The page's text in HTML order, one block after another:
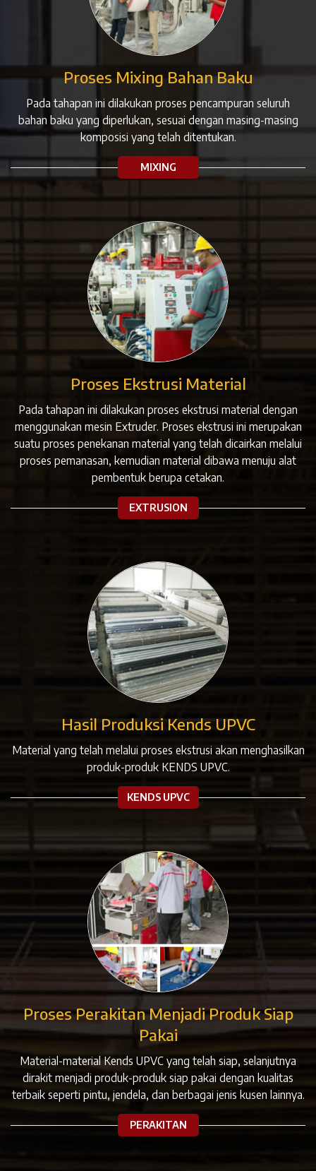
MIXING
Proses Mixing Bahan Baku
Pada tahapan ini dilakukan proses pencampuran seluruh
bahan baku yang diperlukan, sesuai dengan masing-masing
komposisi yang telah ditentukan.
EXTRUSION
Proses Ekstrusi Material
Pada tahapan ini dilakukan proses ekstrusi material dengan
menggunakan mesin Extruder. Proses ekstrusi ini merupakan
suatu proses penekanan material yang telah dicairkan melalui
proses pemanasan, kemudian material dibawa menuju alat
pembentuk berupa cetakan.
KENDS UPVC
Hasil Produksi Kends UPVC
Material yang telah melalui proses ekstrusi akan menghasilkan
produk-produk KENDS UPVC.
PERAKITAN
Proses Perakitan Menjadi Produk Siap
Pakai
Material-material Kends UPVC yang telah siap, selanjutnya
dirakit menjadi produk-produk siap pakai dengan kualitas
terbaik seperti pintu, jendela, dan berbagai jenis kusen lainnya.